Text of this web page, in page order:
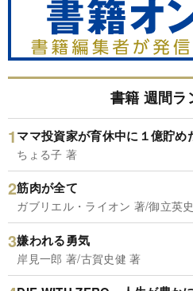
書籍 週間ラ
ママ投資家が育休中に１億貯め
ちょる子 著
筋肉が全て
ガブリエル・ライオン 著/御立英
嫌われる勇気
岸見一郎 著/古賀史健 著